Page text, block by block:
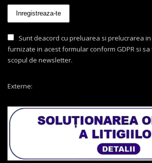
Sunt deacord cu preluarea si prelucrarea
furnizate in acest formular conform GDPR si
scopul de newsletter.
Externe: